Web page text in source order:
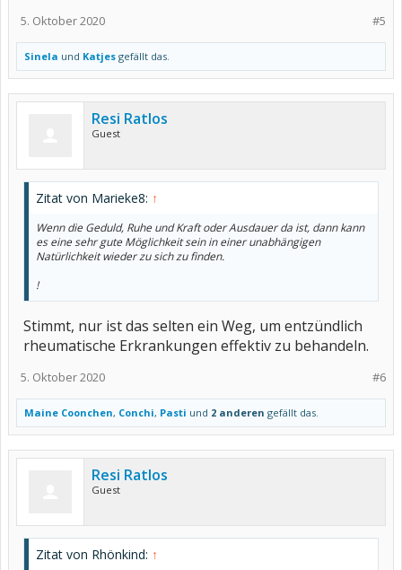
#5
5. Oktober 2020
Sinela und Katjes gefällt das.
Resi Ratlos
Guest
Zitat von Marieke8: ↑
Wenn die Geduld, Ruhe und Kraft oder Ausdauer da ist, dann kann
es eine sehr gute Möglichkeit sein in einer unabhängigen
Natürlichkeit wieder zu sich zu finden.
!
Stimmt, nur ist das selten ein Weg, um entzündlich
rheumatische Erkrankungen effektiv zu behandeln.
#6
5. Oktober 2020
Maine Coonchen, Conchi, Pasti und 2 anderen gefällt das.
Resi Ratlos
Guest
Zitat von Rhönkind: ↑